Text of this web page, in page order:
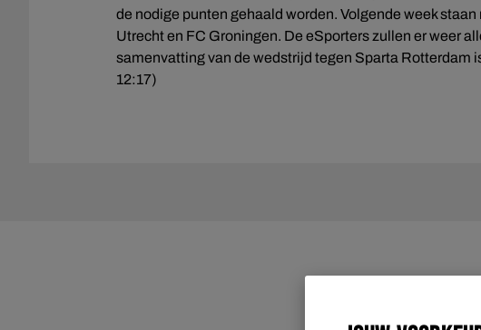
de nodige punten gehaald worden. Volgende week
Utrecht en FC Groningen. De eSporters zullen er weer
samenvatting van de wedstrijd tegen Sparta Rotterdam
12:17)